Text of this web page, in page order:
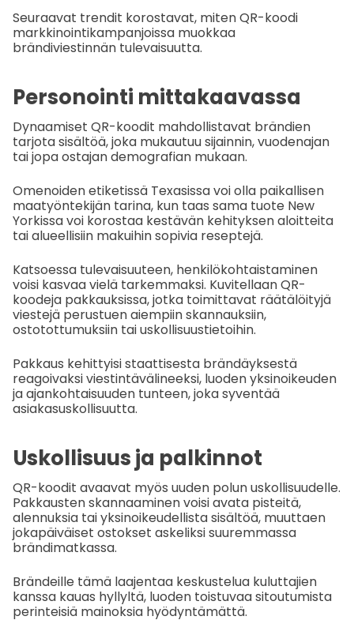
Seuraavat trendit korostavat, miten QR-koodi
markkinointikampanjoissa muokkaa
brändiviestinnän tulevaisuutta.
Personointi mittakaavassa
Dynaamiset QR-koodit mahdollistavat brändien
tarjota sisältöä, joka mukautuu sijainnin, vuodenajan
tai jopa ostajan demografian mukaan.
Omenoiden etiketissä Texasissa voi olla paikallisen
maatyöntekijän tarina, kun taas sama tuote New
Yorkissa voi korostaa kestävän kehityksen aloitteita
tai alueellisiin makuihin sopivia reseptejä.
Katsoessa tulevaisuuteen, henkilökohtaistaminen
voisi kasvaa vielä tarkemmaksi. Kuvitellaan QR-
koodeja pakkauksissa, jotka toimittavat räätälöityjä
viestejä perustuen aiempiin skannauksiin,
ostotottumuksiin tai uskollisuustietoihin.
Pakkaus kehittyisi staattisesta brändäyksestä
reagoivaksi viestintävälineeksi, luoden yksinoikeuden
ja ajankohtaisuuden tunteen, joka syventää
asiakasuskollisuutta.
Uskollisuus ja palkinnot
QR-koodit avaavat myös uuden polun uskollisuudelle.
Pakkausten skannaaminen voisi avata pisteitä,
alennuksia tai yksinoikeudellista sisältöä, muuttaen
jokapäiväiset ostokset askeliksi suuremmassa
brändimatkassa.
Brändeille tämä laajentaa keskustelua kuluttajien
kanssa kauas hyllyltä, luoden toistuvaa sitoutumista
perinteisiä mainoksia hyödyntämättä.